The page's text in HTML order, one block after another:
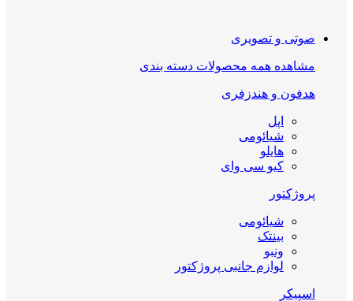
صوتی و تصویری
مشاهده همه محصولات دسته بندی
هدفون و هندزفری
اپل
شیائومی
هایلو
کیو سی وای
پروژکتور
شیائومی
بینتک
ونبو
لوازم جانبی پروژکتور
اسپیکر